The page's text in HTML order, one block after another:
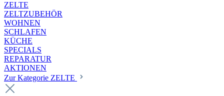
ZELTE
ZELTZUBEHÖR
WOHNEN
SCHLAFEN
KÜCHE
SPECIALS
REPARATUR
AKTIONEN
Zur Kategorie ZELTE